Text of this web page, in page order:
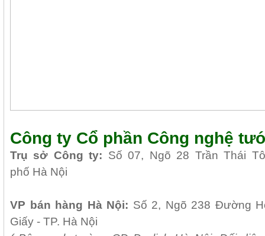
Công ty Cổ phần Công nghệ
Trụ sở Công ty: Số 07, Ngõ 28 Trần Thái
phố Hà Nội
VP bán hàng Hà Nội: Số 2, Ngõ 238 Đường H
Giấy - TP. Hà Nội